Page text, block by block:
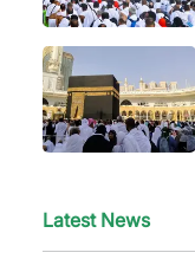
Latest News